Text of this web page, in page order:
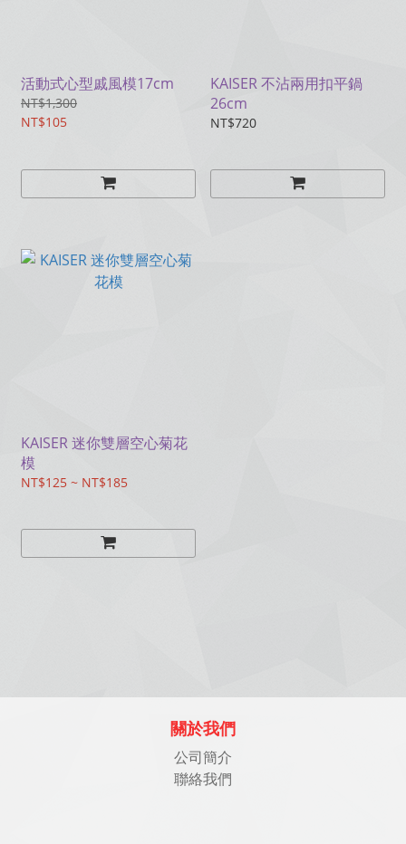
活動式心型戚風模17cm
NT$1,300
NT$105
KAISER 不沾兩用扣平鍋
26cm
NT$720
KAISER 迷你雙層空心菊花
模
NT$125 ~ NT$185
關於我們
公司簡介
聯絡我們